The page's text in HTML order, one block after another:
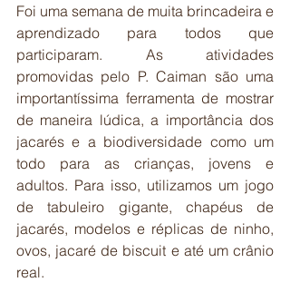
Foi uma semana de muita brincadeira e
aprendizado para todos que
participaram. As atividades
promovidas pelo P. Caiman são uma
importantíssima ferramenta de mostrar
de maneira lúdica, a importância dos
jacarés e a biodiversidade como um
todo para as crianças, jovens e
adultos. Para isso, utilizamos um jogo
de tabuleiro gigante, chapéus de
jacarés, modelos e réplicas de ninho,
ovos, jacaré de biscuit e até um crânio
real.